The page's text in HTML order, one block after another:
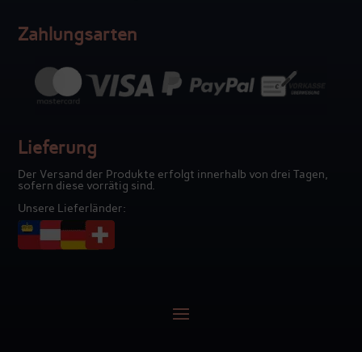
Zahlungsarten
Lieferung
Der Versand der Produkte erfolgt innerhalb von drei Tagen,
sofern diese vorrätig sind.
Unsere Lieferländer: